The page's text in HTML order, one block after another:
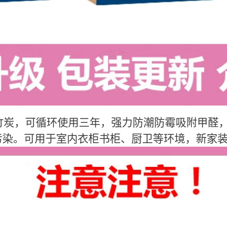
，可循环使用三年，强力防潮防霉吸附甲醛
。可用于室内衣柜书柜、厨卫等环境，新家